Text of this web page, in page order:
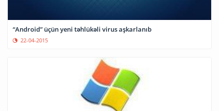
“Android” üçün yeni təhlükəli virus aşkarlanıb
22-04-2015